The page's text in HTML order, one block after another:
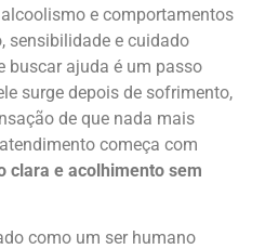
e comportamentos
sensibilidade e cuidado
buscar ajuda é um passo
surge depois de sofrimento,
de que nada mais
começa com
clara e acolhimento sem
como um ser humano